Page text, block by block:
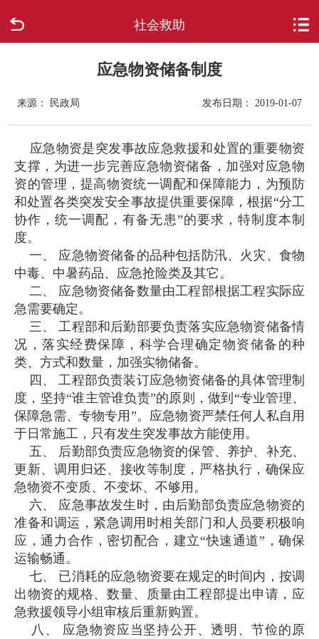
社会救助
新闻中心
政府信息公开
网上办事
互动回应
数据专题
应急物资储备制度
来源： 民政局 发布日期： 2019-01-07
应急物资是突发事故应急救援和处置的重要物资
支撑，为进一步完善应急物资储备，加强对应急物
资的管理，提高物资统一调配和保障能力，为预防
和处置各类突发安全事故提供重要保障，根据“分工
协作，统一调配，有备无患”的要求，特制度本制
度。
一、 应急物资储备的品种包括防汛、火灾、食物
中毒、中暑药品、应急抢险类及其它。
二、 应急物资储备数量由工程部根据工程实际应
急需要确定。
三、 工程部和后勤部要负责落实应急物资储备情
况，落实经费保障，科学合理确定物资储备的种
类、方式和数量，加强实物储备。
四、 工程部负责装订应急物资储备的具体管理制
度，坚持“谁主管谁负责”的原则，做到“专业管理、
保障急需、专物专用”。应急物资严禁任何人私自用
于日常施工，只有发生突发事故方能使用。
五、 后勤部负责应急物资的保管、养护、补充、
更新、调用归还、接收等制度，严格执行，确保应
急物资不变质、不变坏、不够用。
六、 应急事故发生时，由后勤部负责应急物资的
准备和调运，紧急调用时相关部门和人员要积极响
应，通力合作，密切配合，建立“快速通道”，确保
运输畅通。
七、 已消耗的应急物资要在规定的时间内，按调
出物资的规格、数量、质量由工程部提出申请，应
急救援领导小组审核后重新购置。
八、 应急物资应当坚持公开、透明、节俭的原